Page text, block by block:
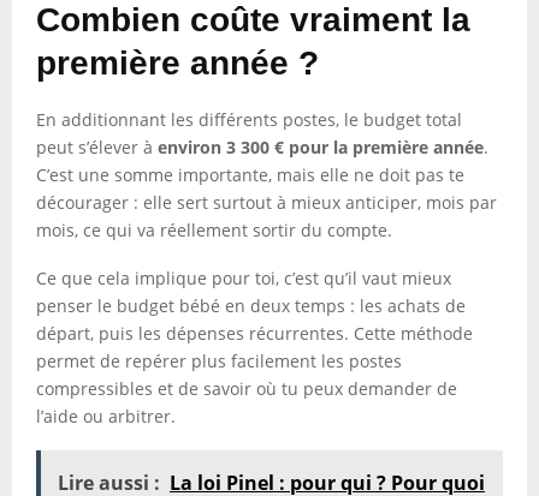
Combien coûte vraiment la
première année ?
En additionnant les différents postes, le budget total
peut s’élever à environ 3 300 € pour la première année.
C’est une somme importante, mais elle ne doit pas te
décourager : elle sert surtout à mieux anticiper, mois par
mois, ce qui va réellement sortir du compte.
Ce que cela implique pour toi, c’est qu’il vaut mieux
penser le budget bébé en deux temps : les achats de
départ, puis les dépenses récurrentes. Cette méthode
permet de repérer plus facilement les postes
compressibles et de savoir où tu peux demander de
l’aide ou arbitrer.
Lire aussi : La loi Pinel : pour qui ? Pour quoi